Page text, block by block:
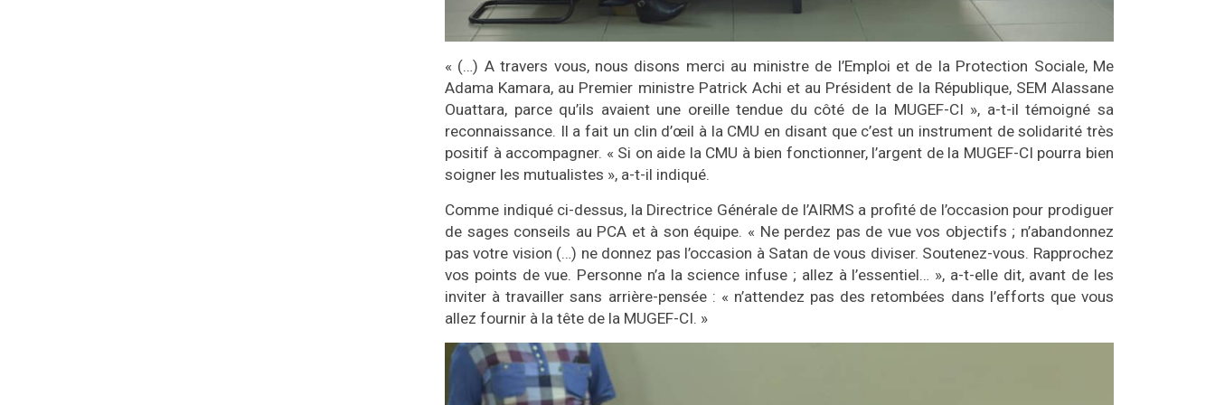
« (…) A travers vous, nous disons merci au ministre de l’Emploi et de la Protection Sociale, Me
Adama Kamara, au Premier ministre Patrick Achi et au Président de la République, SEM Alassane
Ouattara, parce qu’ils avaient une oreille tendue du côté de la MUGEF-CI », a-t-il témoigné sa
reconnaissance. Il a fait un clin d’œil à la CMU en disant que c’est un instrument de solidarité très
positif à accompagner. « Si on aide la CMU à bien fonctionner, l’argent de la MUGEF-CI pourra bien
soigner les mutualistes », a-t-il indiqué.
Comme indiqué ci-dessus, la Directrice Générale de l’AIRMS a profité de l’occasion pour prodiguer
de sages conseils au PCA et à son équipe. « Ne perdez pas de vue vos objectifs ; n’abandonnez
pas votre vision (…) ne donnez pas l’occasion à Satan de vous diviser. Soutenez-vous. Rapprochez
vos points de vue. Personne n’a la science infuse ; allez à l’essentiel… », a-t-elle dit, avant de les
inviter à travailler sans arrière-pensée : « n’attendez pas des retombées dans l’efforts que vous
allez fournir à la tête de la MUGEF-CI. »